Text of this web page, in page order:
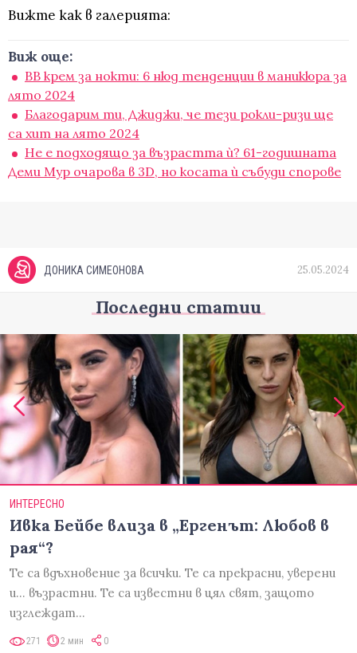
Вижте как в галерията:
Виж още:
BB крем за нокти: 6 нюд тенденции в маникюра за
лято 2024
Благодарим ти, Джиджи, че тези рокли-ризи ще
са хит на лято 2024
Не е подходящо за възрастта ѝ? 61-годишната
Деми Мур очарова в 3D, но косата ѝ събуди спорове
ДОНИКА СИМЕОНОВА 25.05.2024
Последни статии
ИНТЕРЕСНО
Ивка Бейбе влиза в „Ергенът: Любов в
рая“?
Те са вдъхновение за всички. Те са прекрасни, уверени
и... възрастни. Те са известни в цял свят, защото
изглеждат…
271 2 мин 0